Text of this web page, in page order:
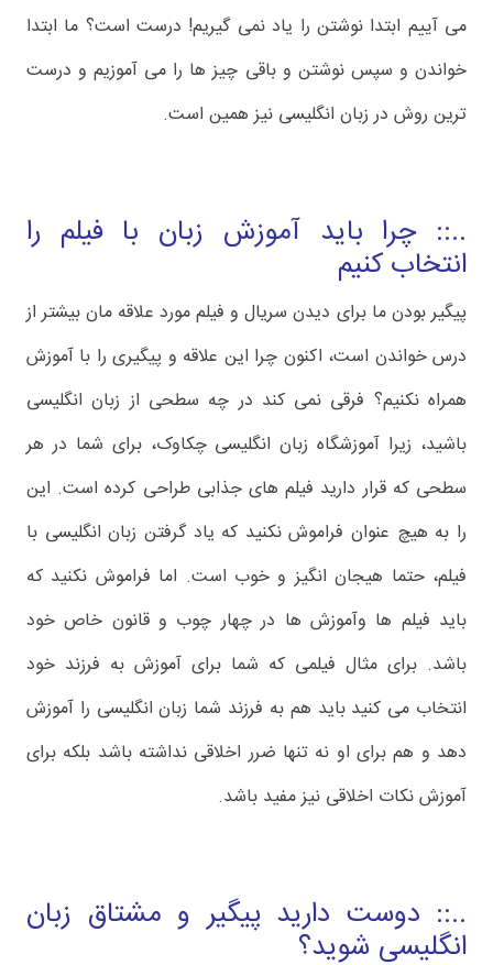
می آییم ابتدا نوشتن را یاد نمی گیریم! درست است؟ ما ابتدا
خواندن و سپس نوشتن و باقی چیز ها را می آموزیم و درست
ترین روش در زبان انگلیسی نیز همین است.
..:: چرا باید آموزش زبان با فیلم را
انتخاب کنیم
پیگیر بودن ما برای دیدن سریال و فیلم مورد علاقه مان بیشتر از
درس خواندن است، اکنون چرا این علاقه و پیگیری را با آموزش
همراه نکنیم؟ فرقی نمی کند در چه سطحی از زبان انگلیسی
باشید، زیرا آموزشگاه زبان انگلیسی چکاوک، برای شما در هر
سطحی که قرار دارید فیلم های جذابی طراحی کرده است. این
را به هیچ عنوان فراموش نکنید که یاد گرفتن زبان انگلیسی با
فیلم، حتما هیجان انگیز و خوب است. اما فراموش نکنید که
باید فیلم ها وآموزش ها در چهار چوب و قانون خاص خود
باشد. برای مثال فیلمی که شما برای آموزش به فرزند خود
انتخاب می کنید باید هم به فرزند شما زبان انگلیسی را آموزش
دهد و هم برای او نه تنها ضرر اخلاقی نداشته باشد بلکه برای
آموزش نکات اخلاقی نیز مفید باشد.
..:: دوست دارید پیگیر و مشتاق زبان
انگلیسی شوید؟